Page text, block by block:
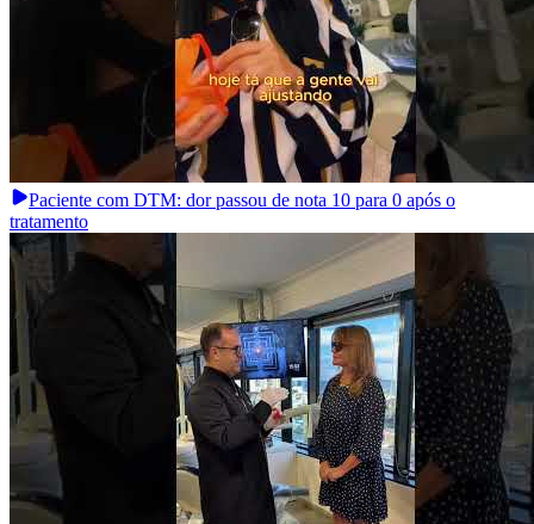
Paciente com DTM: dor passou de nota 10 para 0 após o
tratamento